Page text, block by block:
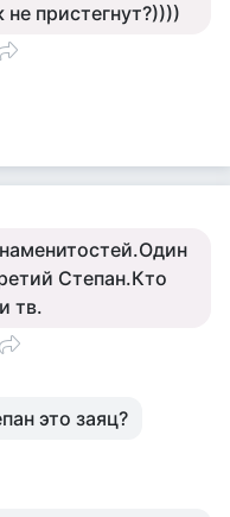
пристегнут?))))
Степан.Кто
тв.
это заяц?